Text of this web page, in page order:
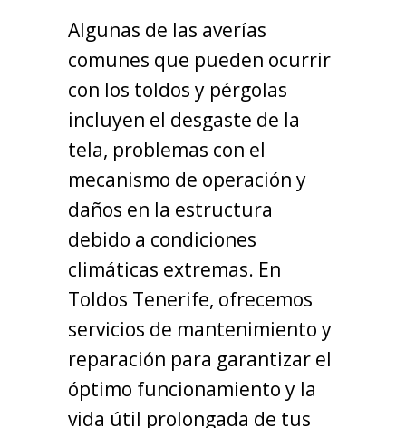
Algunas de las averías
comunes que pueden ocurrir
con los toldos y pérgolas
incluyen el desgaste de la
tela, problemas con el
mecanismo de operación y
daños en la estructura
debido a condiciones
climáticas extremas. En
Toldos Tenerife, ofrecemos
servicios de mantenimiento y
reparación para garantizar el
óptimo funcionamiento y la
vida útil prolongada de tus